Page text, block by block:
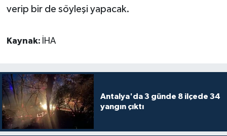
verip bir de söyleşi yapacak.
Kaynak: İHA
Antalya'da 3 günde 8 ilçede 34
yangın çıktı